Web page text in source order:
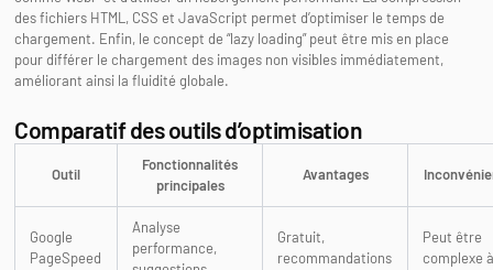
des fichiers HTML, CSS et JavaScript permet d’optimiser le temps de
chargement. Enfin, le concept de “lazy loading” peut être mis en place
pour différer le chargement des images non visibles immédiatement,
améliorant ainsi la fluidité globale.
Comparatif des outils d’optimisation
Outil
Fonctionnalités
principales
Avantages
Google
PageSpeed
Analyse
performance,
Gratuit,
recommandations
Peut être
complexe